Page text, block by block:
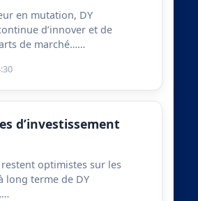
en mutation, DY
d’innover et de
de marché……
d’investissement
restent optimistes sur les
long terme de DY